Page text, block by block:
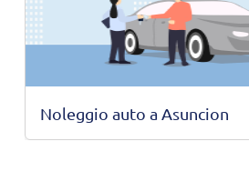
Noleggio auto a Asuncion